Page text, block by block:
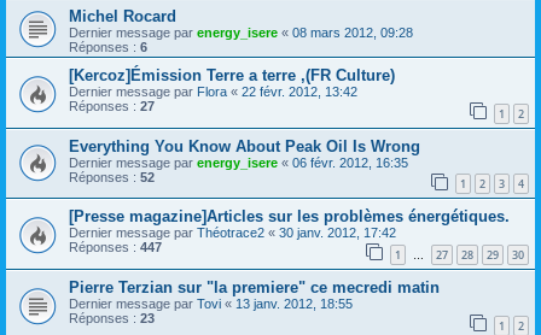
Michel Rocard
Dernier message par energy_isere « 08 mars 2012, 09:28
Réponses : 6
[Kercoz]Émission Terre a terre ,(FR Culture)
Dernier message par Flora « 22 févr. 2012, 13:42
Réponses : 27 1 2
Everything You Know About Peak Oil Is Wrong
Dernier message par energy_isere « 06 févr. 2012, 16:35
Réponses : 52 1 2 3 4
[Presse magazine]Articles sur les problèmes énergétiques.
Dernier message par Théotrace2 « 30 janv. 2012, 17:42
Réponses : 447 1 … 27 28 29 30
Pierre Terzian sur "la premiere" ce mecredi matin
Dernier message par Tovi « 13 janv. 2012, 18:55
Réponses : 23 1 2